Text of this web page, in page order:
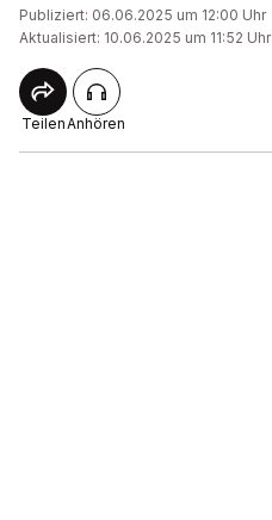
Publiziert: 06.06.2025 um 12:00 Uhr
Aktualisiert: 10.06.2025 um 11:52 Uhr
TeilenAnhören